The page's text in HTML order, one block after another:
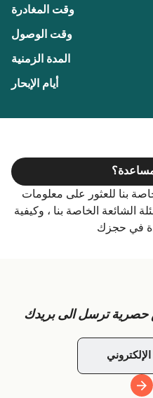
بنا للعثور على معلومات
الشائعة الخاصة بنا ، وكيفية
في حجزك
ترسل الى بريدك